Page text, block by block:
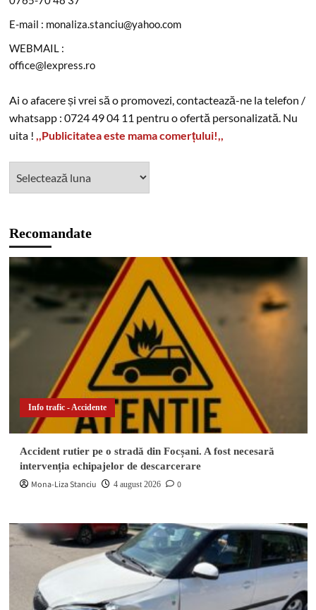
E-mail : monaliza.stanciu@yahoo.com
WEBMAIL :
office@lexpress.ro
Ai o afacere și vrei să o promovezi, contactează-ne la telefon /
whatsapp : 0724 49 04 11 pentru o ofertă personalizată. Nu
uita ! ,,Publicitatea este mama comerțului!,,
Recomandate
Info trafic - Accidente
Accident rutier pe o stradă din Focșani. A fost necesară
intervenția echipajelor de descarcerare
Mona-Liza Stanciu 4 august 2026 0